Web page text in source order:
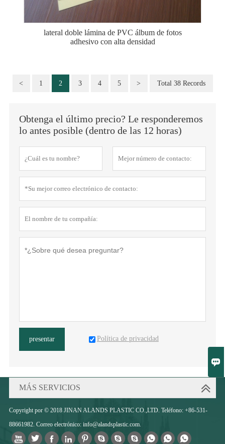

lateral doble lámina de PVC álbum de fotos
adhesivo con alta densidad
< 1 2 3 4 5 > Total 38 Records
Obtenga el último precio? Le responderemos
lo antes posible (dentro de las 12 horas)
presentar Política de privacidad
MÁS SERVICIOS
Copyright por © 2018 JINAN ALANDS PLASTIC CO.,LTD. Teléfono: +86-531-
88661982. Correo electrónico: info@alandsplastic.com.
          